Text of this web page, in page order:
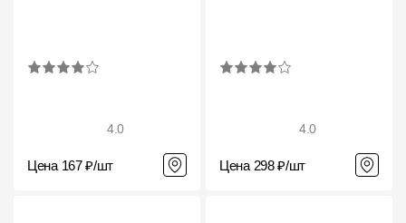
4.0
Цена 167 ₽/шт
4.0
Цена 298 ₽/шт